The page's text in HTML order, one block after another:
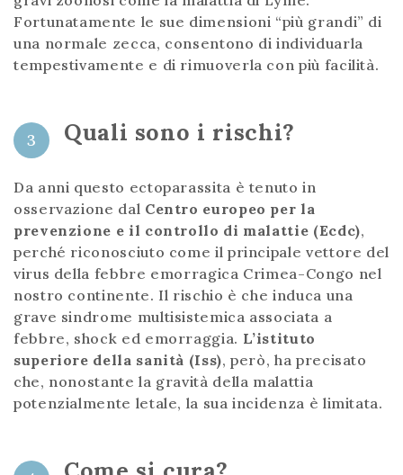
Fortunatamente le sue dimensioni “più grandi” di
una normale zecca, consentono di individuarla
tempestivamente e di rimuoverla con più facilità.
3 Quali sono i rischi?
Da anni questo ectoparassita è tenuto in
osservazione dal Centro europeo per la
prevenzione e il controllo di malattie (Ecdc),
perché riconosciuto come il principale vettore del
virus della febbre emorragica Crimea-Congo nel
nostro continente. Il rischio è che induca una
grave sindrome multisistemica associata a
febbre, shock ed emorraggia. L’istituto
superiore della sanità (Iss), però, ha precisato
che, nonostante la gravità della malattia
potenzialmente letale, la sua incidenza è limitata.